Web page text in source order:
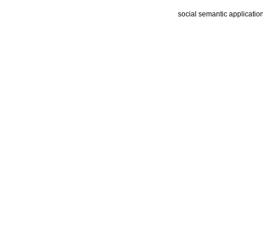
social semantic